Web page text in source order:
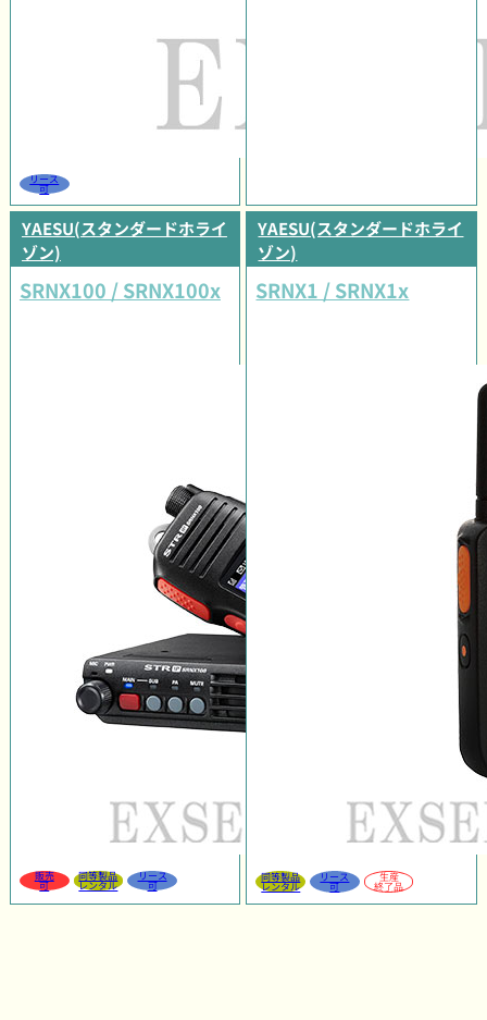
リース
可
YAESU(スタンダードホライ
ゾン)
SRNX100 / SRNX100x
販売
可
同等製品
レンタル
リース
可
YAESU(スタンダードホライ
ゾン)
SRNX1 / SRNX1x
同等製品
レンタル
リース
可
生産
終了品